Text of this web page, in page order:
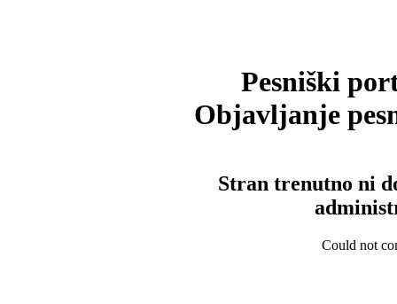
Pesniški
Objavljanje
Stran trenutno ni
Could not